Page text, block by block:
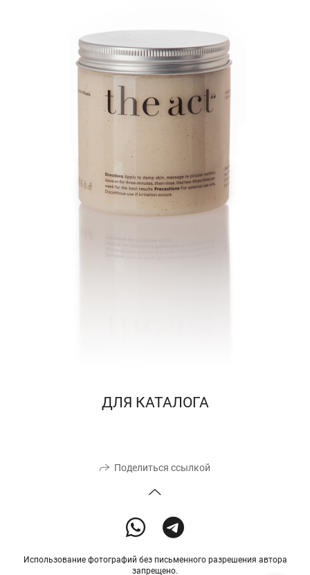
ДЛЯ КАТАЛОГА
Поделиться ссылкой
Использование фотографий без письменного разрешения автора
запрещено.